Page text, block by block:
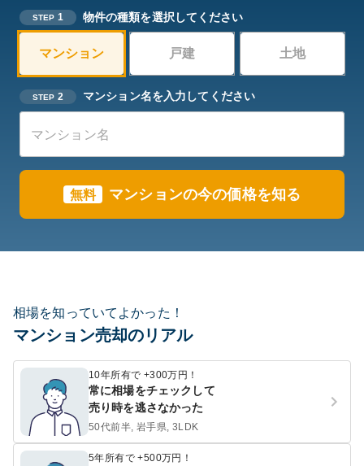
STEP 1 物件の種類を選択してください
マンション 戸建 土地
STEP 2 マンション名を入力してください
無料 マンションの今の価格を知る
相場を知っていてよかった！
マンション売却のリアル
10年所有で +300万円！
常に相場をチェックして
売り時を逃さなかった
50代前半, 岩手県, 3LDK
5年所有で +500万円！